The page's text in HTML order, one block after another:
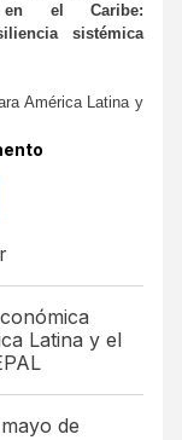
en el Caribe:
sistémica
América Latina y
Latina y el
de